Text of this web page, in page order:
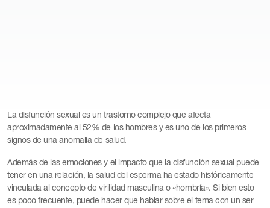
La disfunción sexual es un trastorno complejo que afecta
aproximadamente al 52% de los hombres y es uno de los primeros
signos de una anomalía de salud.
Además de las emociones y el impacto que la disfunción sexual puede
tener en una relación, la salud del esperma ha estado históricamente
vinculada al concepto de virilidad masculina o «hombría». Si bien esto
es poco frecuente, puede hacer que hablar sobre el tema con un ser